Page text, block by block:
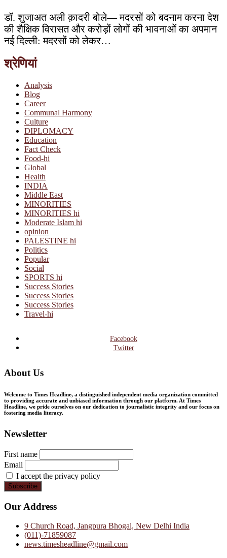
डॉ. शुजाअत अली क़ादरी बोले— मदरसों को बदनाम करना देश
की शैक्षिक विरासत और करोड़ों लोगों की भावनाओं का अपमान
नई दिल्ली: मदरसों को लेकर…
श्रेणियां
Analysis
Blog
Career
Communal Harmony
Culture
DIPLOMACY
Education
Fact Check
Food-hi
Global
Health
INDIA
Middle East
MINORITIES
MINORITIES hi
Moderate Islam hi
opinion
PALESTINE hi
Politics
Popular
Social
SPORTS hi
Success Stories
Success Stories
Success Stories
Travel-hi
Facebook
Twitter
About Us
Welcome to Times Headline, a distinguished independent media organization committed
to providing accurate and unbiased information through our platform. At Times
Headline, we pride ourselves on our dedication to journalistic integrity and our focus on
fostering media literacy.
Newsletter
First name
Email
I accept the privacy policy
Our Address
9 Church Road, Jangpura Bhogal, New Delhi India
(011)-71859087
news.timesheadline@gmail.com